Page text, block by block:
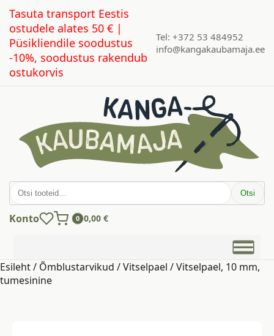
Tasuta transport Eestis
ostudele alates 50 € |
Püsikliendile soodustus
-10%, soodustus rakendub
ostukorvis
Tel: +372 53 484952
info@kangakaubamaja.ee
Otsi: Otsi
Konto 0 0,00 €
Esileht/ Õmblustarvikud /Vitselpael / Vitselpael, 10 mm,
tumesinine